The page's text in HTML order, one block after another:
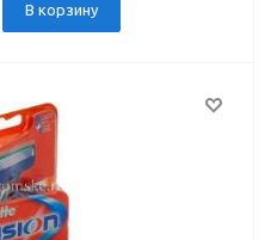
В корзину